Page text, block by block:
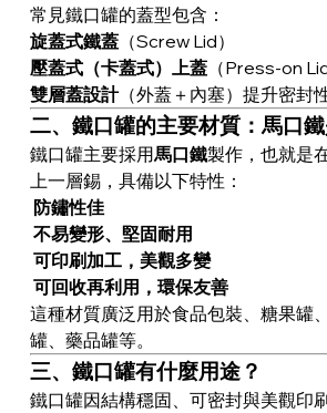
常見鐵口罐的蓋型包含：
旋蓋式鐵蓋 （Screw Lid）
壓蓋式（卡蓋式）上蓋 （Press-on Lid
雙層蓋設計（外蓋＋內塞）提升密封
二、鐵口罐的主要材質：馬口
鐵口罐主要採用馬口鐵製作，也就是
上一層錫，具備以下特性：
防鏽性佳
不易變形、堅固耐用
可印刷加工，美觀多變
可回收再利用，環保友善
這種材質廣泛用於食品包裝、糖果罐
罐、藥品罐等。
三、鐵口罐有什麼用途？
鐵口罐因結構穩固、可密封與美觀印